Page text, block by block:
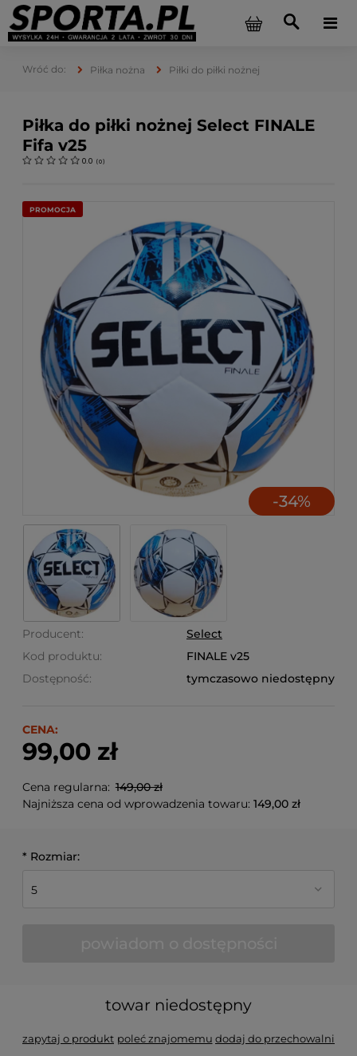
Piłka nożna Piłki do piłki nożnej
Piłka do piłki nożnej Select FINALE
Fifa v25
0.0 (0)
PROMOCJA
-34%
Producent:
Select
Kod produktu:
FINALE v25
Dostępność:
tymczasowo niedostępny
CENA:
99,00 zł
Cena regularna: 149,00 zł
Najniższa cena od wprowadzenia towaru: 149,00 zł
* Rozmiar:
towar niedostępny
zapytaj o produkt poleć znajomemu dodaj do przechowalni